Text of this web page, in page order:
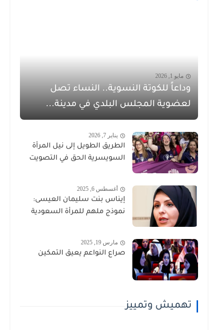
مايو 1, 2026
وداعاً للكوتة النسوية.. النساء تصل
لعضوية المجلس البلدي في مدينة...
يناير 7, 2026
الطريق الطويل إلى نيل المرأة
السويسرية الحق في التصويت
أغسطس 6, 2025
إيناس بنت سليمان العيسى:
نموذج ملهم للمرأة السعودية
مارس 19, 2025
صراع النواعم يعيق التمكين
تهميش وتمييز